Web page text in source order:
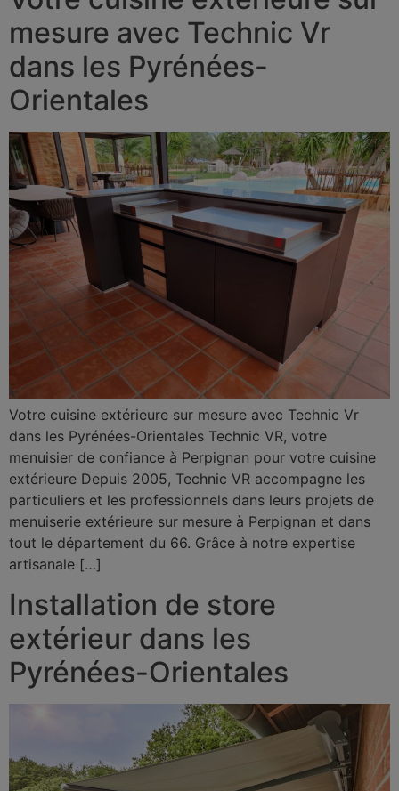
mesure avec Technic Vr
dans les Pyrénées-
Orientales
Votre cuisine extérieure sur mesure avec Technic Vr
dans les Pyrénées-Orientales Technic VR, votre
menuisier de confiance à Perpignan pour votre cuisine
extérieure Depuis 2005, Technic VR accompagne les
particuliers et les professionnels dans leurs projets de
menuiserie extérieure sur mesure à Perpignan et dans
tout le département du 66. Grâce à notre expertise
artisanale […]
Installation de store
extérieur dans les
Pyrénées-Orientales